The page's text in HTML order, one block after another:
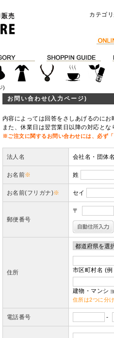
カテゴ
)
お問い合わせ(入力ページ)
内容によっては回答をさしあげるのに
また、休業日は翌営業日以降の対応と
※ご注文に関するお問い合わせには、必ず
法人名 会社名・団体
お名前※ 姓
お名前(フリガナ)※ セイ
郵便番号
〒
住所 市区町村名 (
建物・マンシ
住所は2つに分
電話番号 -